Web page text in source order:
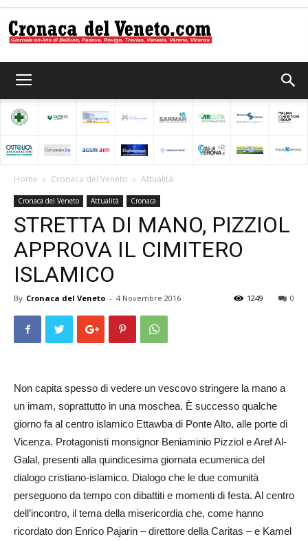
del
Veneto
Home Cronaca del Veneto Attualità
Cronaca del Veneto Attualità Cronaca
STRETTA DI MANO, PIZZIOL
APPROVA IL CIMITERO
ISLAMICO
By Cronaca del Veneto - 4 Novembre 2016 0
1249
Non capita spesso di vedere un vescovo stringere la mano a
un imam, soprattutto in una mo­schea. È successo qualche
giorno fa al centro islamico Ettawba di Po­nte Alto, alle porte di
Vicenza. Protagonisti monsignor Beniaminio Pi­­­z­ziol e Aref Al-
Galal, pr­esenti alla quindicesima giornata ecumenica del
dialogo cristiano-islamico. Dialogo che le due comunità
perseguono da tempo con dibattiti e momenti di festa. Al centro
dell’incontro, il tema della misericordia che, come ha­nno
ricordato don Enrico Pajarin – direttore della Caritas – e Kamel